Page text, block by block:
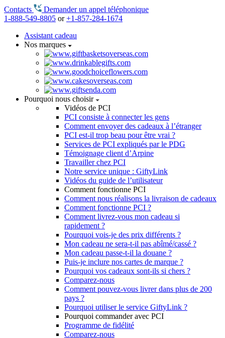
Contacts
Demander un appel téléphonique
1-888-549-8805 or+1-857-284-1674
Assistant cadeau
Nos marques
Pourquoi nous choisir
Vidéos de PCI
PCI consiste à connecter les gens
Comment envoyer des cadeaux à l’étranger
PCI est-il trop beau pour être vrai ?
Services de PCI expliqués par le PDG
Témoignage client d’Arpine
Travailler chez PCI
Notre service unique : GiftyLink
Vidéos du guide de l’utilisateur
Comment fonctionne PCI
Comment nous réalisons la livraison de cadeaux
Comment fonctionne PCI ?
Comment livrez-vous mon cadeau si
rapidement ?
Pourquoi vois-je des prix différents ?
Mon cadeau ne sera-t-il pas abîmé/cassé ?
Mon cadeau passe-t-il la douane ?
Puis-je inclure nos cartes de marque ?
Pourquoi vos cadeaux sont-ils si chers ?
Comparez-nous
Comment pouvez-vous livrer dans plus de 200
pays ?
Pourquoi utiliser le service GiftyLink ?
Pourquoi commander avec PCI
Programme de fidélité
Comparez-nous